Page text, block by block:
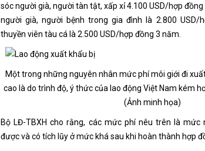
sóc người già, người tàn tật, xấp xỉ 4.100 USD/hợp
người già, người bệnh trong gia đình là 2.800 USD/
thuyền viên tàu cá là 2.500 USD/hợp đồng 3 năm.
Một trong những nguyên nhân mức phí môi giới đi
cao là do trình độ, ý thức của lao động Việt Nam kém
(Ảnh minh họa)
Bộ LĐ-TBXH cho rằng, các mức phí nêu trên là mức
được và có tích lũy ở mức khá sau khi hoàn thành hợp